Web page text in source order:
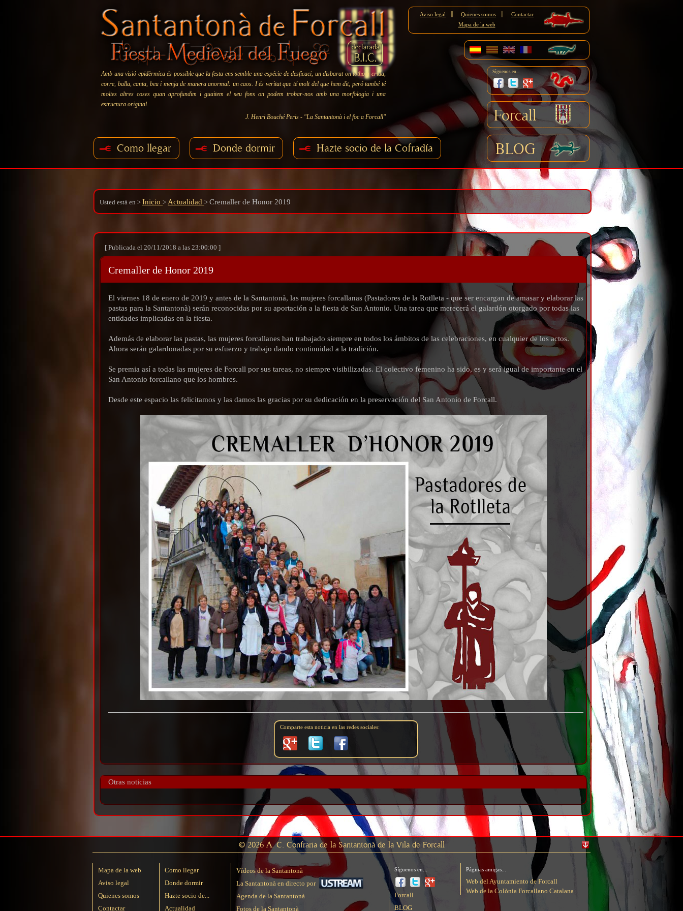
Amb una visió epidèrmica és possible que la festa ens semble una espécie de desficaci, un disbarat on tothom crida,
corre, balla, canta, beu i menja de manera anormal: un caos. I és veritat que té molt del que hem dit, peró també té
moltes altres coses quan aprofundim i guaitem el seu fons on podem trobar-nos amb una morfologia i una
estructura original.
J. Henri Bouché Peris - "La Santantonà i el foc a Forcall"
Aviso legal Quienes somos
Contactar
Mapa de la web
Síguenos en...
Forcall
BLOG
Como llegar Donde dormir Hazte socio de la Cofradía
Usted está en > Inicio > Actualidad > Cremaller de Honor 2019
[ Publicada el 20/11/2018 a las 23:00:00 ]
Cremaller de Honor 2019
El viernes 18 de enero de 2019 y antes de la Santantonà, las mujeres forcallanas (Pastadores de la Rotlleta - que ser encargan de amasar y elaborar las
pastas para la Santantonà) serán reconocidas por su aportación a la fiesta de San Antonio. Una tarea que merecerá el galardón otorgado por todas las
entidades implicadas en la fiesta.
Además de elaborar las pastas, las mujeres forcallanes han trabajado siempre en todos los ámbitos de las celebraciones, en cualquier de los actos.
Ahora serán galardonadas por su esfuerzo y trabajo dando continuidad a la tradición.
Se premia así a todas las mujeres de Forcall por sus tareas, no siempre visibilizadas. El colectivo femenino ha sido, es y será igual de importante en el
San Antonio forcallano que los hombres.
Desde este espacio las felicitamos y las damos las gracias por su dedicación en la preservación del San Antonio de Forcall.
Comparte esta noticia en las redes sociales:
Otras noticias
© 2026 A. C. Confraria de la Santantonà de la Vila de Forcall
Mapa de la web
Aviso legal
Quienes somos
Contactar
Como llegar
Donde dormir
Hazte socio de...
Actualidad
Vídeos de la Santantonà
La Santantonà en directo por
Agenda de la Santantonà
Fotos de la Santantonà
Síguenos en...
Forcall
BLOG
Páginas amigas...
Web del Ayuntamiento de Forcall
Web de la Colònia Forcallano Catalana